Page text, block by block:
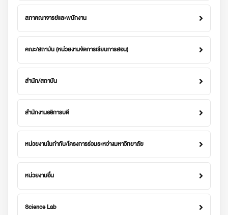
สภาคณาจารย์และพนักงาน
คณะ/สถาบัน (หน่วยงานจัดการเรียนการสอน)
สำนัก/สถาบัน
สำนักงานอธิการบดี
หน่วยงานในกำกับ/โครงการร่วมระหว่างมหาวิทยาลัย
หน่วยงานอื่น
Science Lab